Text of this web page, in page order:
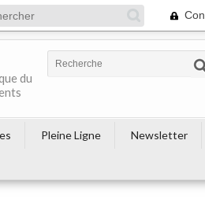
du
Pleine Ligne
Newsletter